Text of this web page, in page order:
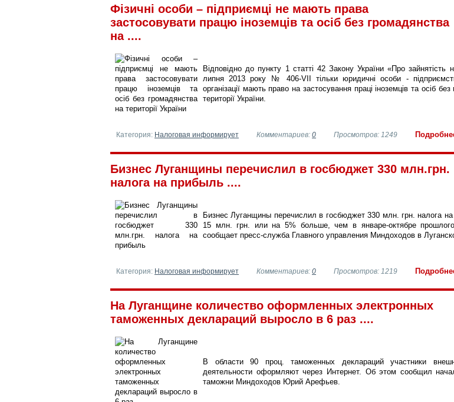
Фізичні особи – підприємці не мають права
застосовувати працю іноземців та осіб без громадянства
на ....
Відповідно до пункту 1 статті 42 Закону України «Про зайнятість
липня 2013 року № 406-VII тільки юридичні особи -
організації мають право на застосування праці іноземців та осіб
території України.
Категория: Налоговая информирует Комментариев: 0 Просмотров: 1249
Бизнес Луганщины перечислил в госбюджет 330 млн.грн.
налога на прибыль ....
Бизнес Луганщины перечислил в госбюджет 330 млн. грн. налога
15 млн. грн. или на 5% больше, чем в январе-октябре
сообщает пресс-служба Главного управления Миндоходов в
Категория: Налоговая информирует Комментариев: 0 Просмотров: 1219
На Луганщине количество оформленных электронных
таможенных деклараций выросло в 6 раз ....
В области 90 проц. таможенных деклараций участники
деятельности оформляют через Интернет. Об этом сообщил
таможни Миндоходов Юрий Арефьев.